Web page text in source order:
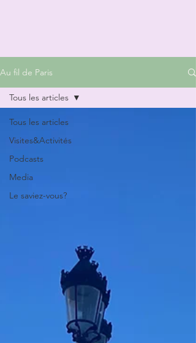
Au fil de Paris
Tous les articles
Visites&Activités
Podcasts
Media
Le saviez-vous?
Tous les articles